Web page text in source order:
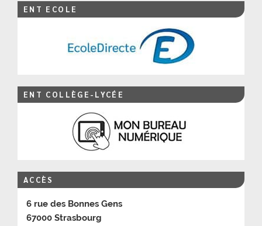
ENT ECOLE
ENT COLLÈGE-LYCÉE
ACCÈS
6 rue des Bonnes Gens
67000 Strasbourg